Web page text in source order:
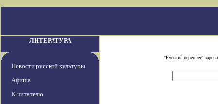
ЛИТЕРАТУРА
Новости русской культуры
Афиша
К читателю
"Русский переплет"